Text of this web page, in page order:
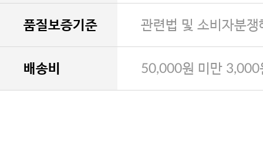
품질보증기준 관련법 및 소비자분
배송비 50,000원 미만 3,000